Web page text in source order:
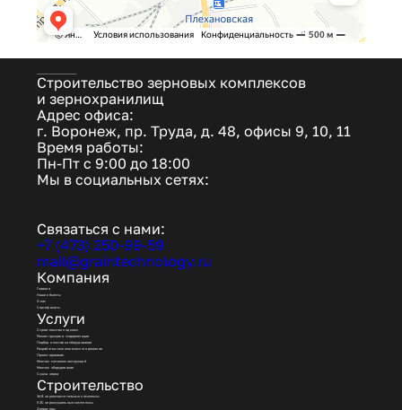
Строительство зерновых комплексов
и зернохранилищ
Адрес офиса:
г. Воронеж, пр. Труда, д. 48, офисы 9, 10, 11
Время работы:
Пн-Пт с 9:00 до 18:00
Мы в социальных сетях:
Связаться с нами:
+7 (473) 250-99-59
mail@graintechnology.ru
Компания
Главная
Наши объекты
О нас
Сертификаты
Услуги
Строительство под ключ
Реконструкция и модернизация
Подбор и поставка оборудования
Разработка технологического решения
Проектирование
Монтаж металлоконструкций
Монтаж оборудования
Сушка зерна
Строительство
ЗАВ зерноочистительные комплексы
КЗС зерносушильные комплексы
Элеваторы